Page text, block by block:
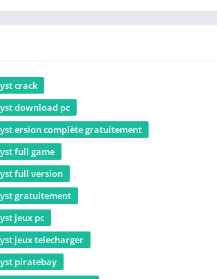
crack
download pc
ersion complète gratuitement
full game
full version
gratuitement
jeux pc
jeux telecharger
piratebay